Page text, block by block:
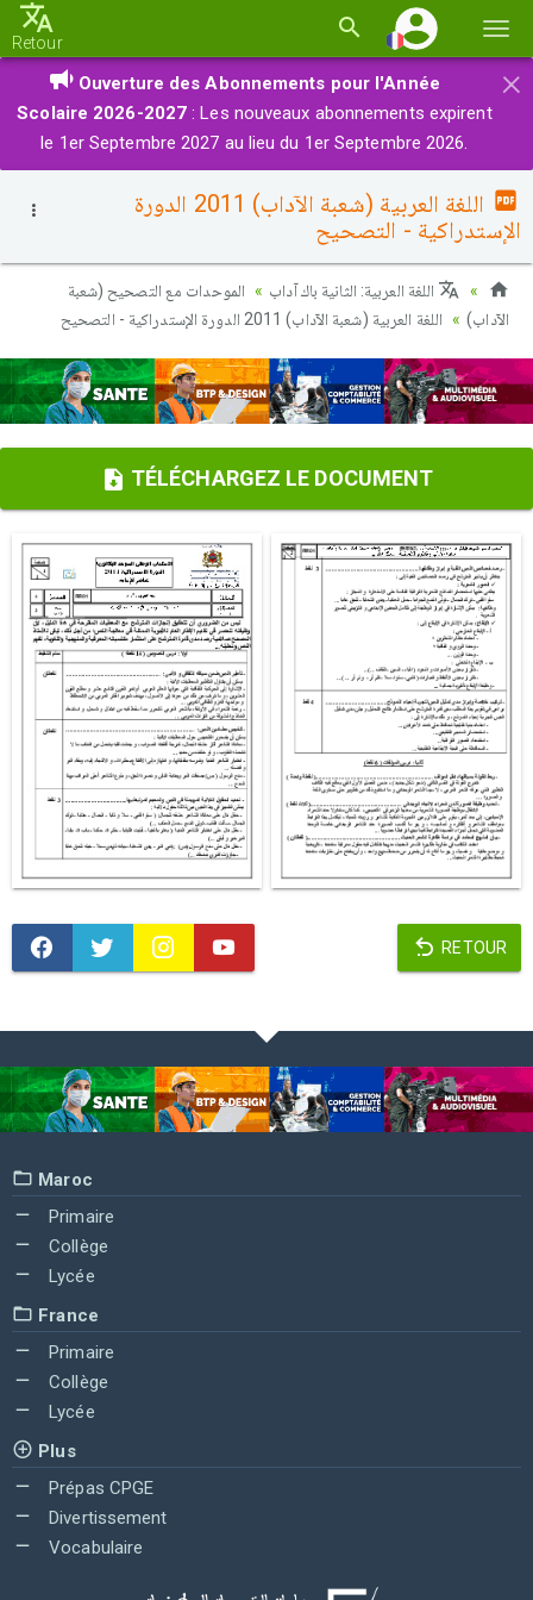
la
Retour
×
Ouverture des Abonnements pour l'Année
Scolaire 2026-2027 : Les nouveaux abonnements expirent
le 1er Septembre 2027 au lieu du 1er Septembre 2026.
اللغة العربية (شعبة الآداب) 2011 الدورة
الإستدراكية - التصحيح
اللغة العربية: الثانية باك آداب
الموحدات مع التصحيح (شعبة
الآداب)
اللغة العربية (شعبة الآداب) 2011 الدورة الإستدراكية - التصحيح
TÉLÉCHARGEZ LE DOCUMENT
RETOUR
Maroc
Primaire
Collège
Lycée
France
Primaire
Collège
Lycée
Plus
Prépas CPGE
Divertissement
Vocabulaire